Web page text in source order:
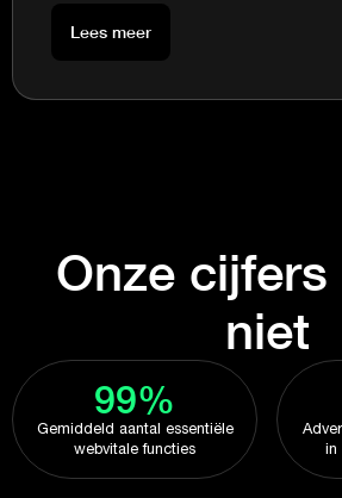
Lees meer
Onze cijfers
niet
99%
Gemiddeld aantal essentiële
webvitale functies
in